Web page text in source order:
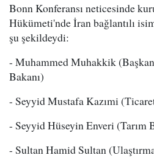
Bonn Konferansı neticesinde
Hükümeti'nde İran bağlantılı
şu şekildeydi:
- Muhammed Muhakkik (Başkan
Bakanı)
- Seyyid Mustafa Kazımi
- Seyyid Hüseyin Enveri (Tarım
- Sultan Hamid Sultan